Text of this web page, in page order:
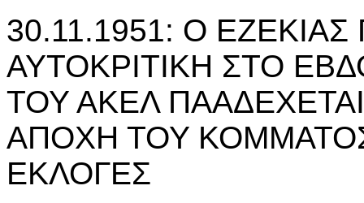
30.11.1951: Ο
ΑΥΤΟΚΡΙΤΙΚΗ ΣΤΟ
ΤΟΥ ΑΚΕΛ
ΑΠΟΧΗ ΤΟΥ
ΕΚΛΟΓΕΣ